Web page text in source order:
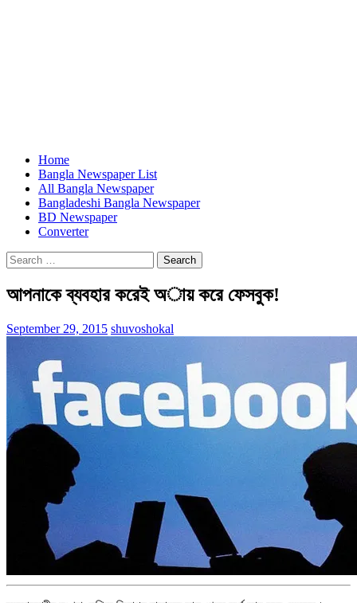
Home
Bangla Newspaper List
All Bangla Newspaper
Bangladeshi Bangla Newspaper
BD Newspaper
Converter
Search
for:
আপনাকে ব্যবহার করেই অায় করে ফেসবুক!
September 29, 2015 shuvoshokal